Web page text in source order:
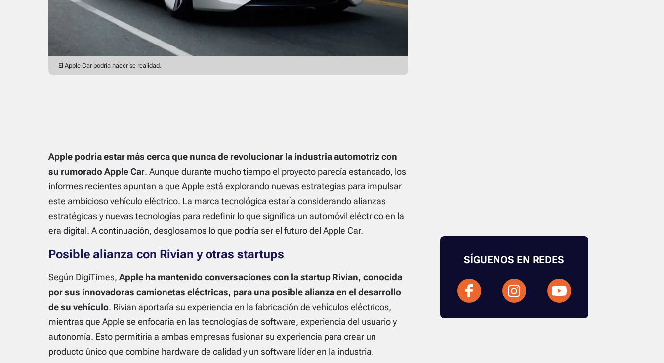
El Apple Car podría hacer se realidad.
Apple podría estar más cerca que nunca de revolucionar la industria automotriz con
su rumorado Apple Car. Aunque durante mucho tiempo el proyecto parecía estancado, los
informes recientes apuntan a que Apple está explorando nuevas estrategias para impulsar
este ambicioso vehículo eléctrico. La marca tecnológica estaría considerando alianzas
estratégicas y nuevas tecnologías para redefinir lo que significa un automóvil eléctrico en la
era digital. A continuación, desglosamos lo que podría ser el futuro del Apple Car.
Posible alianza con Rivian y otras startups
Según DigiTimes, Apple ha mantenido conversaciones con la startup Rivian, conocida
por sus innovadoras camionetas eléctricas, para una posible alianza en el desarrollo
de su vehículo. Rivian aportaría su experiencia en la fabricación de vehículos eléctricos,
mientras que Apple se enfocaría en las tecnologías de software, experiencia del usuario y
autonomía. Esto permitiría a ambas empresas fusionar su experiencia para crear un
producto único que combine hardware de calidad y un software líder en la industria.
SÍGUENOS EN REDES